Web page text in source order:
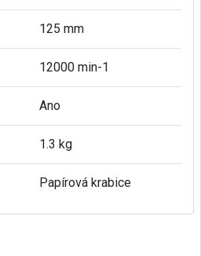
125 mm
12000 min-1
Ano
1.3 kg
Papírová krabice